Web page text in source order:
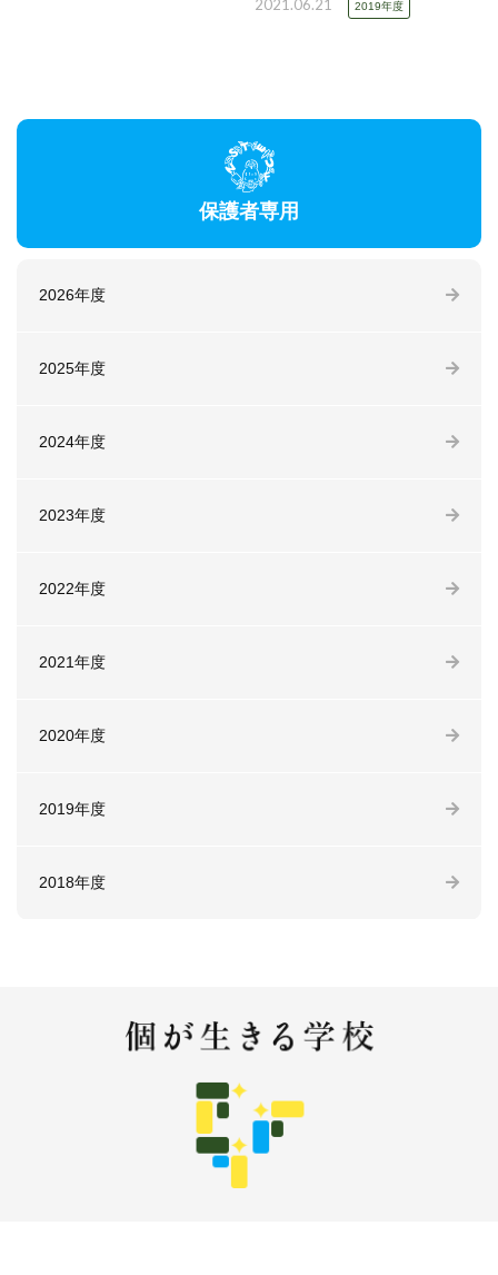
2021.06.21 2019年度
保護者専用
2026年度
2025年度
2024年度
2023年度
2022年度
2021年度
2020年度
2019年度
2018年度